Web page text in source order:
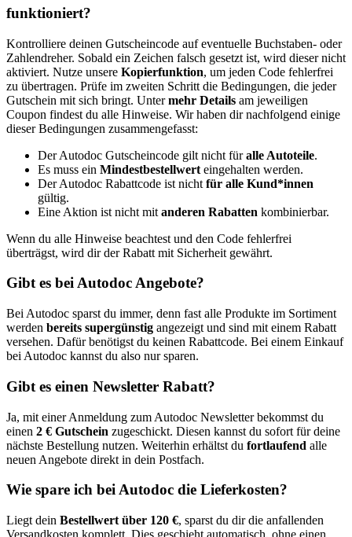
funktioniert?
Kontrolliere deinen Gutscheincode auf eventuelle Buchstaben- oder
Zahlendreher. Sobald ein Zeichen falsch gesetzt ist, wird dieser nicht
aktiviert. Nutze unsere Kopierfunktion, um jeden Code fehlerfrei
zu übertragen. Prüfe im zweiten Schritt die Bedingungen, die jeder
Gutschein mit sich bringt. Untermehr Details am jeweiligen
Coupon findest du alle Hinweise. Wir haben dir nachfolgend einige
dieser Bedingungen zusammengefasst:
Der Autodoc Gutscheincode gilt nicht füralle Autoteile.
Es muss ein Mindestbestellwert eingehalten werden.
Der Autodoc Rabattcode ist nicht für alle Kund*innen
gültig.
Eine Aktion ist nicht mit anderen Rabatten kombinierbar.
Wenn du alle Hinweise beachtest und den Code fehlerfrei
überträgst, wird dir der Rabatt mit Sicherheit gewährt.
Gibt es bei Autodoc Angebote?
Bei Autodoc sparst du immer, denn fast alle Produkte im Sortiment
werden bereits supergünstig angezeigt und sind mit einem Rabatt
versehen. Dafür benötigst du keinen Rabattcode. Bei einem Einkauf
bei Autodoc kannst du also nur sparen.
Gibt es einen Newsletter Rabatt?
Ja, mit einer Anmeldung zum Autodoc Newsletter bekommst du
einen 2 € Gutschein zugeschickt. Diesen kannst du sofort für deine
nächste Bestellung nutzen. Weiterhin erhältst du fortlaufend alle
neuen Angebote direkt in dein Postfach.
Wie spare ich bei Autodoc die Lieferkosten?
Liegt dein Bestellwert über 120 €, sparst du dir die anfallenden
Versandkosten komplett. Dies geschieht automatisch, ohne einen